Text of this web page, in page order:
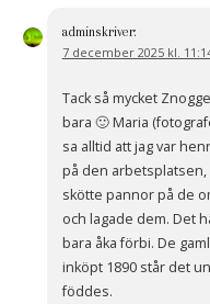
adminskriver:
7 december 2025 kl.
Tack så mycket
bara 🙂 Maria
sa alltid att jag var
på den arbetsplatsen,
skötte pannor på de
och lagade dem. Det
bara åka förbi. De
inköpt 1890 står det
föddes.